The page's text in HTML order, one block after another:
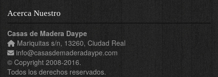
Acerca Nuestro
Casas de Madera Daype
Mariquitas s/n, 13260, Ciudad Real
info@casasdemaderadaype.com
© Copyright 2008-2016.
Todos los derechos reservados.